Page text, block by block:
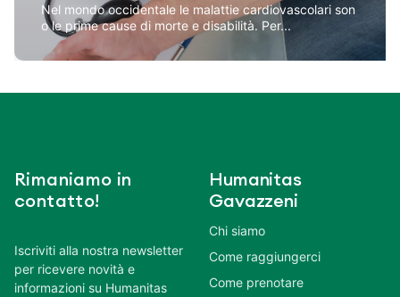
Nel mondo occidentale le malattie cardiovascolari son
o le prime cause di morte e disabilità. Per...
Rimaniamo in
contatto!
Iscriviti alla nostra newsletter
per ricevere novità e
informazioni su Humanitas
Humanitas
Gavazzeni
Chi siamo
Come raggiungerci
Come prenotare